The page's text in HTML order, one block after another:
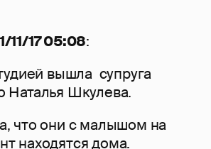
11/17 05:08:
вышла супруга
Наталья Шкулева.
что они с малышом на
находятся дома.